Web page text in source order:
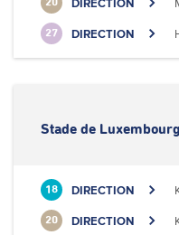
20 DIRECTION
27 DIRECTION
Stade de
18 DIRECTION
20 DIRECTION